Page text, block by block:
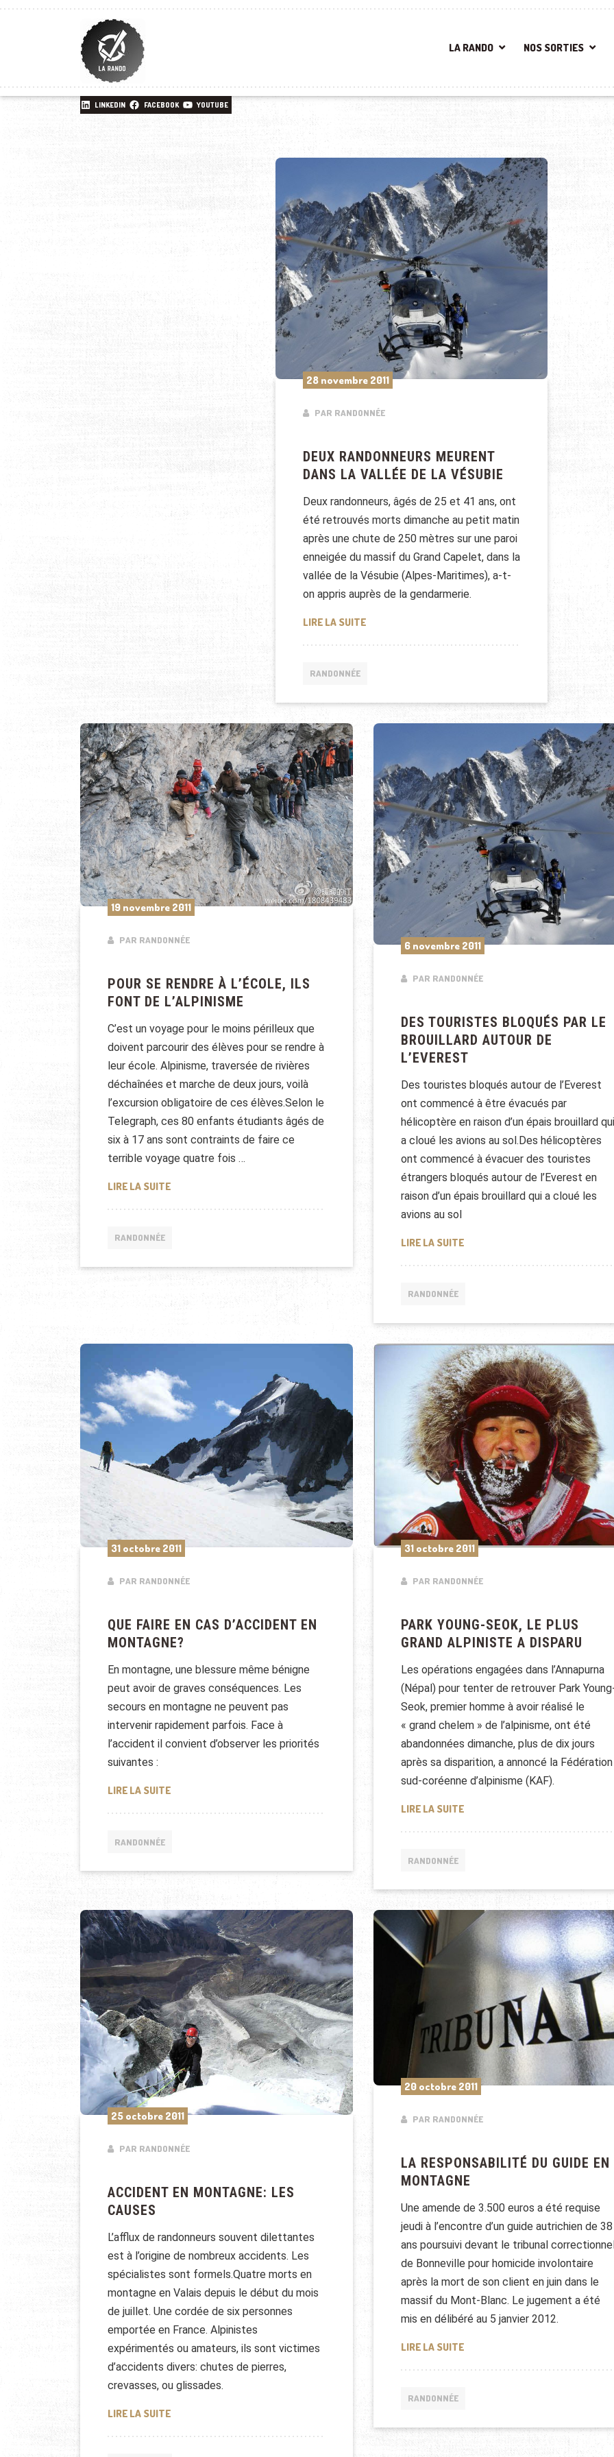
LA RANDO NOS SORTIES
LINKEDIN FACEBOOK YOUTUBE
28 novembre 2011
PAR RANDONNÉE
DEUX RANDONNEURS MEURENT
DANS LA VALLÉE DE LA VÉSUBIE
Deux randonneurs, âgés de 25 et 41 ans, ont
été retrouvés morts dimanche au petit matin
après une chute de 250 mètres sur une paroi
enneigée du massif du Grand Capelet, dans la
vallée de la Vésubie (Alpes-Maritimes), a-t-
on appris auprès de la gendarmerie.
LIRE LA SUITEDEUX RANDONNEURS MEURENT DANS LA VALLÉE DE LA
RANDONNÉE
19 novembre 2011
PAR RANDONNÉE
POUR SE RENDRE À L’ÉCOLE, ILS
FONT DE L’ALPINISME
C’est un voyage pour le moins périlleux que
doivent parcourir des élèves pour se rendre à
leur école. Alpinisme, traversée de rivières
déchaînées et marche de deux jours, voilà
l’excursion obligatoire de ces élèves.Selon le
Telegraph, ces 80 enfants étudiants âgés de
six à 17 ans sont contraints de faire ce
terrible voyage quatre fois …
LIRE LA SUITEPOUR SE RENDRE À L’ÉCOLE, ILS FONT DE L’ALPINISME
RANDONNÉE
6 novembre 2011
PAR RANDONNÉE
DES TOURISTES BLOQUÉS PAR LE
BROUILLARD AUTOUR DE
L’EVEREST
Des touristes bloqués autour de l’Everest
ont commencé à être évacués par
hélicoptère en raison d’un épais brouillard qui
a cloué les avions au sol.Des hélicoptères
ont commencé à évacuer des touristes
étrangers bloqués autour de l’Everest en
raison d’un épais brouillard qui a cloué les
avions au sol
LIRE LA SUITEDES TOURISTES BLOQUÉS PAR
RANDONNÉE
31 octobre 2011
PAR RANDONNÉE
QUE FAIRE EN CAS D’ACCIDENT EN
MONTAGNE?
En montagne, une blessure même bénigne
peut avoir de graves conséquences. Les
secours en montagne ne peuvent pas
intervenir rapidement parfois. Face à
l’accident il convient d’observer les priorités
suivantes :
LIRE LA SUITEQUE FAIRE EN CAS D’ACCIDENT EN MONTAGNE?
RANDONNÉE
31 octobre 2011
PAR RANDONNÉE
PARK YOUNG-SEOK, LE PLUS
GRAND ALPINISTE A DISPARU
Les opérations engagées dans l’Annapurna
(Népal) pour tenter de retrouver Park
Seok, premier homme à avoir réalisé le
« grand chelem » de l’alpinisme, ont été
abandonnées dimanche, plus de dix jours
après sa disparition, a annoncé la Fédération
sud-coréenne d’alpinisme (KAF).
LIRE LA SUITEPARK YOUNG-SEOK, LE PLUS
RANDONNÉE
25 octobre 2011
PAR RANDONNÉE
ACCIDENT EN MONTAGNE: LES
CAUSES
L’afflux de randonneurs souvent dilettantes
est à l’origine de nombreux accidents. Les
spécialistes sont formels.Quatre morts en
montagne en Valais depuis le début du mois
de juillet. Une cordée de six personnes
emportée en France. Alpinistes
expérimentés ou amateurs, ils sont victimes
d’accidents divers: chutes de pierres,
crevasses, ou glissades.
LIRE LA SUITEACCIDENT EN MONTAGNE: LES CAUSES
20 octobre 2011
PAR RANDONNÉE
LA RESPONSABILITÉ DU GUIDE EN
MONTAGNE
Une amende de 3.500 euros a été requise
jeudi à l’encontre d’un guide autrichien de 38
ans poursuivi devant le tribunal
de Bonneville pour homicide involontaire
après la mort de son client en juin dans le
massif du Mont-Blanc. Le jugement a été
mis en délibéré au 5 janvier 2012.
LIRE LA SUITELA RESPONSABILITÉ DU GUIDE
RANDONNÉE